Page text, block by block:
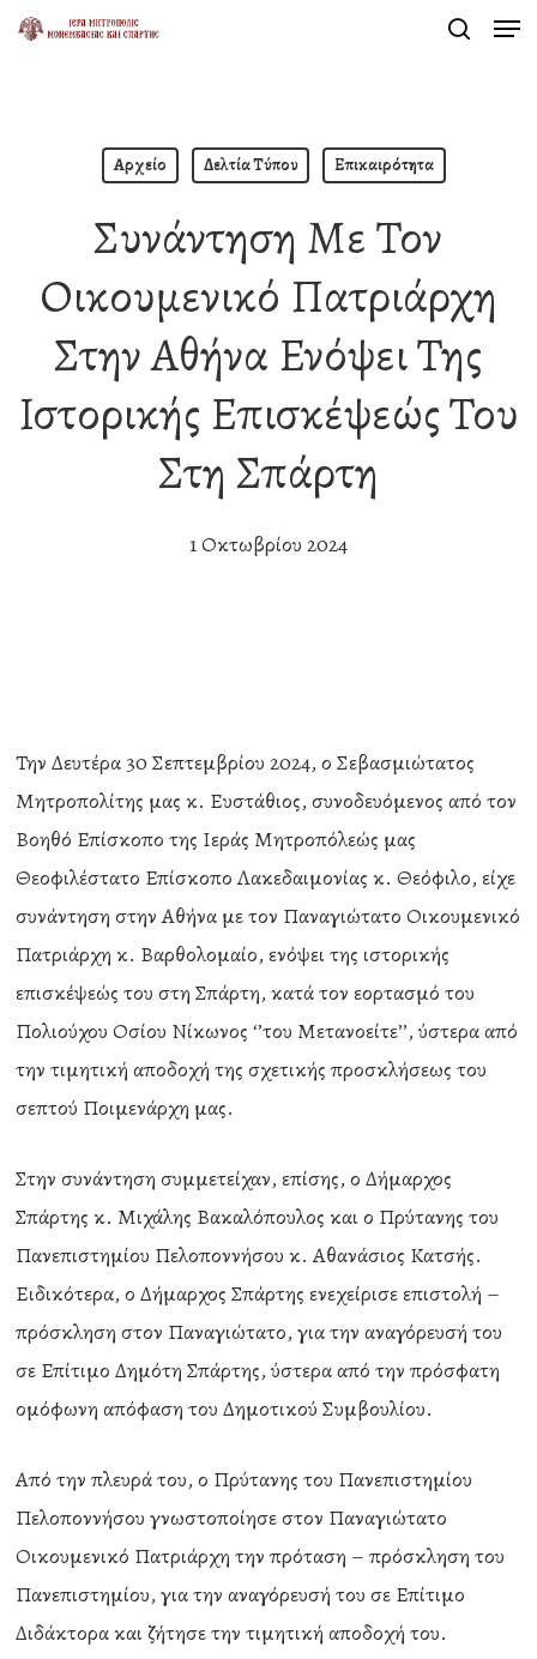
Skip
Αρχείο Δελτία Τύπου Επικαιρότητα
Συνάντηση Με Τον
Οικουμενικό Πατριάρχη
Στην Αθήνα Ενόψει Της
Ιστορικής Επισκέψεώς Του
Στη Σπάρτη
1 Οκτωβρίου 2024
Την Δευτέρα 30 Σεπτεμβρίου 2024, ο Σεβασμιώτατος
Μητροπολίτης μας κ. Ευστάθιος, συνοδευόμενος από τον
Βοηθό Επίσκοπο της Ιεράς Μητροπόλεώς μας
Θεοφιλέστατο Επίσκοπο Λακεδαιμονίας κ. Θεόφιλο, είχε
συνάντηση στην Αθήνα με τον Παναγιώτατο Οικουμενικό
Πατριάρχη κ. Βαρθολομαίο, ενόψει της ιστορικής
επισκέψεώς του στη Σπάρτη, κατά τον εορτασμό του
Πολιούχου Οσίου Νίκωνος ‘’του Μετανοείτε’’, ύστερα από
την τιμητική αποδοχή της σχετικής προσκλήσεως του
σεπτού Ποιμενάρχη μας.
Στην συνάντηση συμμετείχαν, επίσης, ο Δήμαρχος
Σπάρτης κ. Μιχάλης Βακαλόπουλος και ο Πρύτανης του
Πανεπιστημίου Πελοποννήσου κ. Αθανάσιος Κατσής.
Ειδικότερα, ο Δήμαρχος Σπάρτης ενεχείρισε επιστολή –
πρόσκληση στον Παναγιώτατο, για την αναγόρευσή του
σε Επίτιμο Δημότη Σπάρτης, ύστερα από την πρόσφατη
ομόφωνη απόφαση του Δημοτικού Συμβουλίου.
Από την πλευρά του, ο Πρύτανης του Πανεπιστημίου
Πελοποννήσου γνωστοποίησε στον Παναγιώτατο
Οικουμενικό Πατριάρχη την πρόταση – πρόσκληση του
Πανεπιστημίου, για την αναγόρευσή του σε Επίτιμο
Διδάκτορα και ζήτησε την τιμητική αποδοχή του.